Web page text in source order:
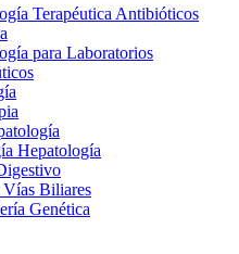
Terapéutica Antibióticos
para Laboratorios
Hepatología
Biliares
Genética